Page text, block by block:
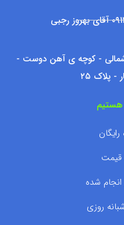
- کوچه ی آهن دوست -
پلاک ۲۵
هستیم
قیمت
شده
روزی